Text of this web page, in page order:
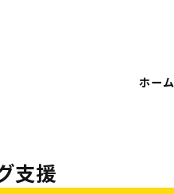
ホーム
支援